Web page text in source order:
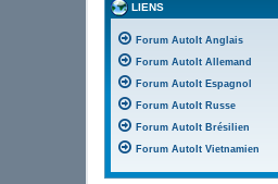
LIENS
Forum AutoIt Anglais
Forum AutoIt Allemand
Forum AutoIt Espagnol
Forum AutoIt Russe
Forum AutoIt Brésilien
Forum AutoIt Vietnamien